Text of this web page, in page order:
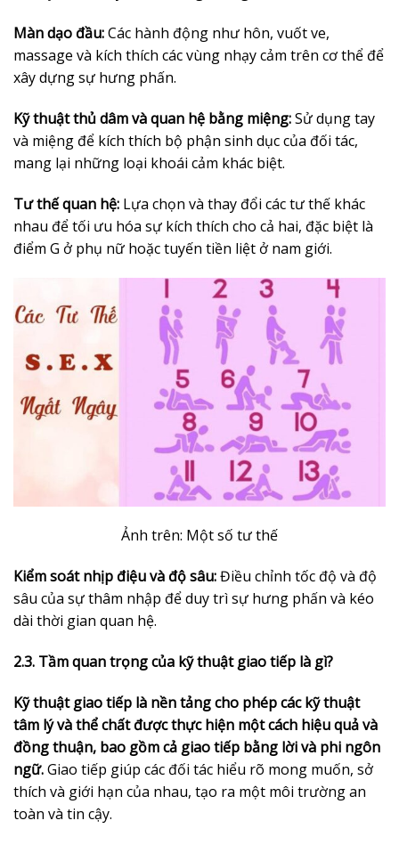
Màn dạo đầu:Các hành động như hôn, vuốt ve,
massage và kích thích các vùng nhạy cảm trên cơ thể để
xây dựng sự hưng phấn.
Kỹ thuật thủ dâm và quan hệ bằng miệng:Sử dụng tay
và miệng để kích thích bộ phận sinh dục của đối tác,
mang lại những loại khoái cảm khác biệt.
Tư thế quan hệ: Lựa chọn và thay đổi các tư thế khác
nhau để tối ưu hóa sự kích thích cho cả hai, đặc biệt là
điểm G ở phụ nữ hoặc tuyến tiền liệt ở nam giới.
Ảnh trên: Một số tư thế
Kiểm soát nhịp điệu và độ sâu:Điều chỉnh tốc độ và độ
sâu của sự thâm nhập để duy trì sự hưng phấn và kéo
dài thời gian quan hệ.
2.3. Tầm quan trọng của kỹ thuật giao tiếp là gì?
Kỹ thuật giao tiếp là nền tảng cho phép các kỹ thuật
tâm lý và thể chất được thực hiện một cách hiệu quả và
đồng thuận, bao gồm cả giao tiếp bằng lời và phi ngôn
ngữ.Giao tiếp giúp các đối tác hiểu rõ mong muốn, sở
thích và giới hạn của nhau, tạo ra một môi trường an
toàn và tin cậy.